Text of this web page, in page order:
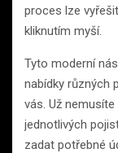
proces lze
kliknutím myší.
Tyto moderní
nabídky různých
vás. Už
jednotlivých
zadat potřebné